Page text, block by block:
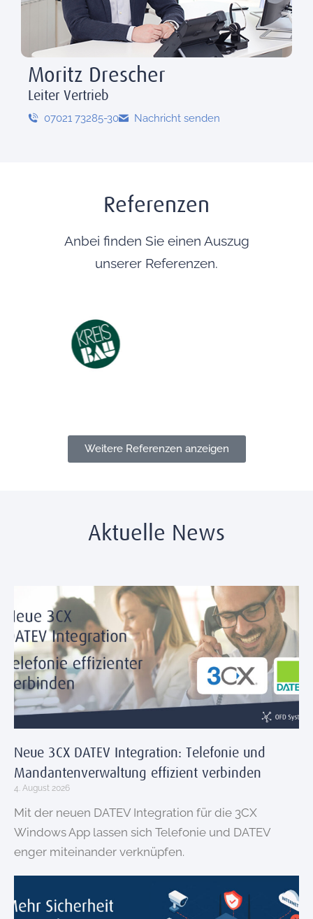
Moritz Drescher
Leiter Vertrieb
07021 73285-30 Nachricht senden
Referenzen
Anbei finden Sie einen Auszug
unserer Referenzen.
Weitere Referenzen anzeigen
Aktuelle News
Neue 3CX DATEV Integration: Telefonie und
Mandantenverwaltung effizient verbinden
4. August 2026
Mit der neuen DATEV Integration für die 3CX
Windows App lassen sich Telefonie und DATEV
enger miteinander verknüpfen.